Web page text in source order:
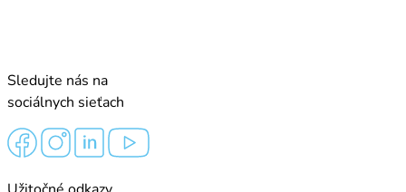
Sledujte nás na
sociálnych sieťach